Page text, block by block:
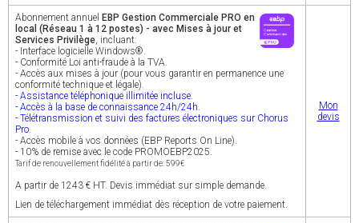
Abonnement annuel EBP Gestion Commerciale PRO en
local (Réseau 1 à 12 postes) - avec Mises à jour et
Services Privilège, incluant:
- Interface logicielle Windows®.
- Conformité Loi anti-fraude à la TVA.
- Accès aux mises à jour (pour vous garantir en permanence une
conformité technique et légale).
- Assistance téléphonique illimitée incluse.
- Accès à la base de connaissance 24h/24h.
- Télétransmission et suivi des factures électroniques sur Chorus
Pro.
- Accès mobile à vos données (EBP Reports On Line).
- 10% de remise avec le code PROMOEBP2025.
Tarif de renouvellement fidélité à partir de: 599€
A partir de 1243 € HT. Devis immédiat sur simple demande.
Lien de téléchargement immédiat dès réception de votre paiement.
Mon
devis